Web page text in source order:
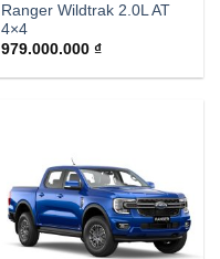
Ranger Wildtrak 2.0L AT
4×4
979.000.000₫